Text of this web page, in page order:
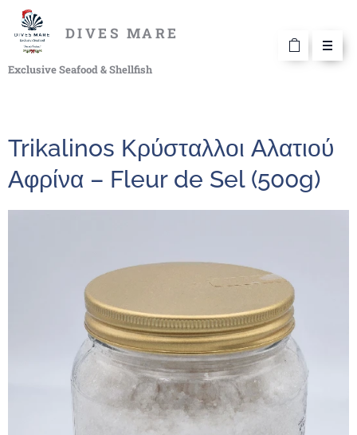
DIVES MARE
Exclusive Seafood & Shellfish
Trikalinos Κρύσταλλοι Αλατιού
Αφρίνα – Fleur de Sel (500g)